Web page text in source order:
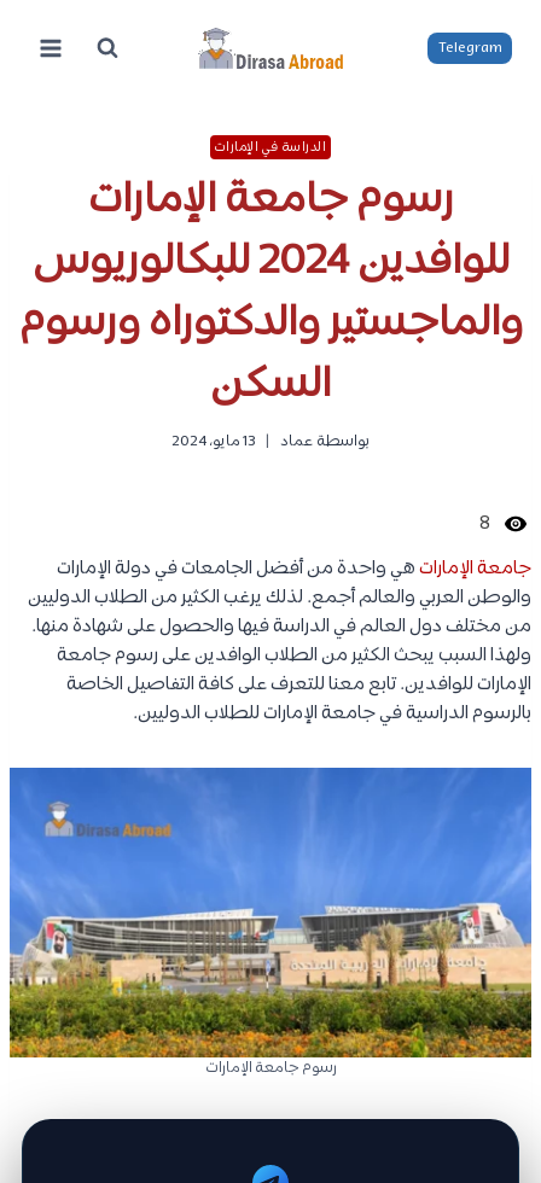
المحتوى
Telegram
الدراسة في الإمارات
رسوم جامعة الإمارات
للوافدين 2024 للبكالوريوس
والماجستير والدكتوراه ورسوم
السكن
بواسطة عماد 13 مايو، 2024
8
جامعة الإماراتهي واحدة من أفضل الجامعات في دولة الإمارات
والوطن العربي والعالم أجمع. لذلك يرغب الكثير من الطلاب الدوليين
من مختلف دول العالم في الدراسة فيها والحصول على شهادة منها.
ولهذا السبب يبحث الكثير من الطلاب الوافدين على رسوم جامعة
الإمارات للوافدين. تابع معنا للتعرف على كافة التفاصيل الخاصة
بالرسوم الدراسية في جامعة الإمارات للطلاب الدوليين.
رسوم جامعة الإمارات